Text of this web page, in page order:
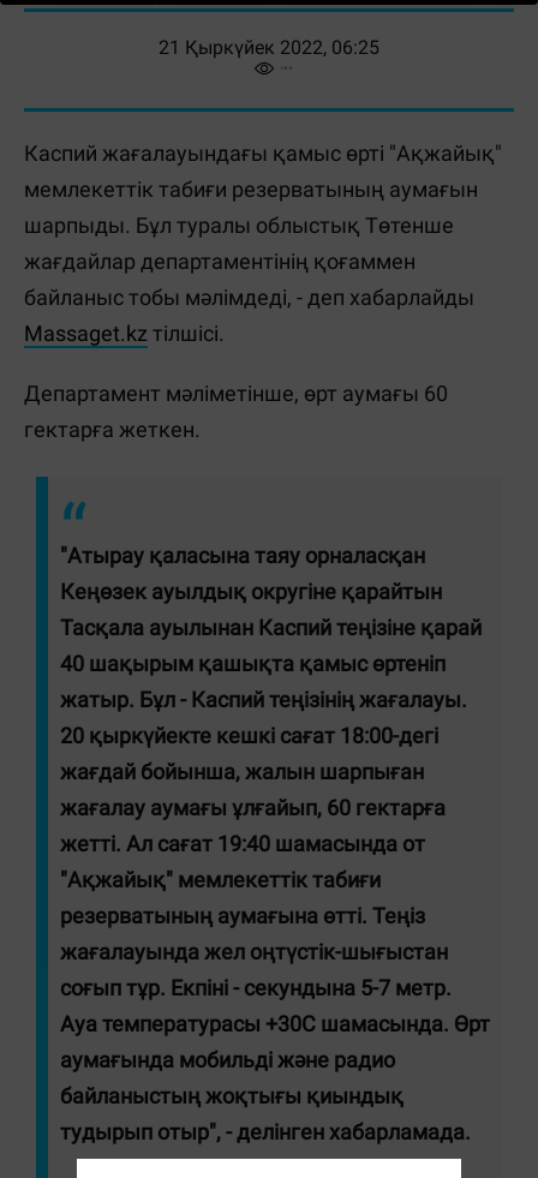
21 Қыркүйек 2022, 06:25
Каспий жағалауындағы қамыс өрті "Ақжайық"
мемлекеттік табиғи резерватының аумағын
шарпыды. Бұл туралы облыстық Төтенше
жағдайлар департаментінің қоғаммен
байланыс тобы мәлімдеді, - деп хабарлайды
Massaget.kz тілшісі.
Департамент мәліметінше, өрт аумағы 60
гектарға жеткен.
"Атырау қаласына таяу орналасқан
Кеңөзек ауылдық округіне қарайтын
Тасқала ауылынан Каспий теңізіне қарай
40 шақырым қашықта қамыс өртеніп
жатыр. Бұл - Каспий теңізінің жағалауы.
20 қыркүйекте кешкі сағат 18:00-дегі
жағдай бойынша, жалын шарпыған
жағалау аумағы ұлғайып, 60 гектарға
жетті. Ал сағат 19:40 шамасында от
"Ақжайық" мемлекеттік табиғи
резерватының аумағына өтті. Теңіз
жағалауында жел оңтүстік-шығыстан
соғып тұр. Екпіні - секундына 5-7 метр.
Ауа температурасы +30С шамасында. Өрт
аумағында мобильді және радио
байланыстың жоқтығы қиындық
тудырып отыр", - делінген хабарламада.